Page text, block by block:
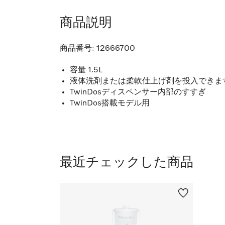
商品説明
商品番号: 12666700
容量 1.5L
液体洗剤または柔軟仕上げ剤を投入できま
TwinDosディスペンサー内部のすすぎ
TwinDos搭載モデル用
最近チェックした商品